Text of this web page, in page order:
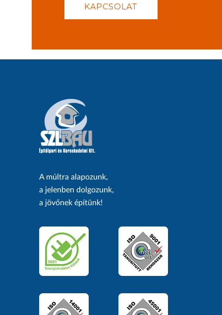
KAPCSOLAT
A múltra alapozunk,
a jelenben dolgozunk,
a jövőnek építünk!